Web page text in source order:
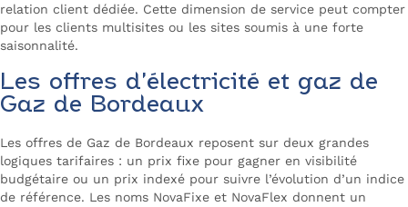
relation client dédiée. Cette dimension de service peut compter
pour les clients multisites ou les sites soumis à une forte
saisonnalité.
Les offres d’électricité et gaz de
Gaz de Bordeaux
Les offres de Gaz de Bordeaux reposent sur deux grandes
logiques tarifaires : un prix fixe pour gagner en visibilité
budgétaire ou un prix indexé pour suivre l’évolution d’un indice
de référence. Les noms NovaFixe et NovaFlex donnent un